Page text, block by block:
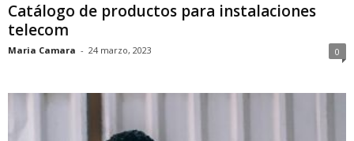
Catálogo de productos para instalaciones
telecom
Maria Camara - 24 marzo, 2023 0